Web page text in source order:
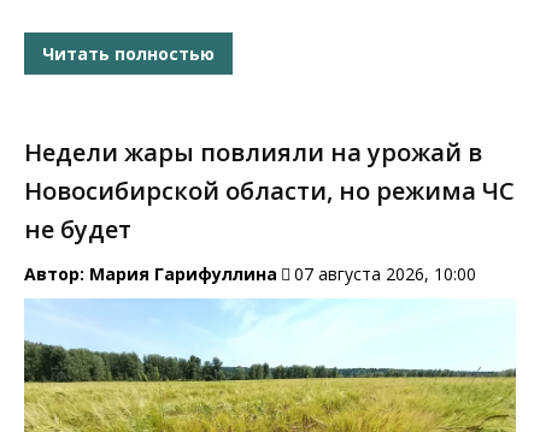
Читать полностью
Недели жары повлияли на урожай в
Новосибирской области, но режима ЧС
не будет
Автор: Мария Гарифуллина 07 августа 2026, 10:00